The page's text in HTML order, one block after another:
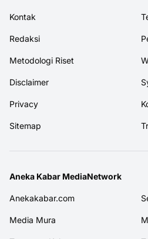
Kontak
Redaksi
Metodologi Riset
Disclaimer
Privacy
Sitemap
Aneka Kabar MediaNetwork
Anekakabar.com
Media Mura